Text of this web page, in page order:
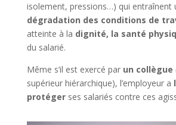
isolement, pressions…) qui entraînent
dégradation des conditions de
atteinte à la dignité, la santé
du salarié.
Même s’il est exercé par un collègue
supérieur hiérarchique), l’employeur a
protégerses salariés contre ces